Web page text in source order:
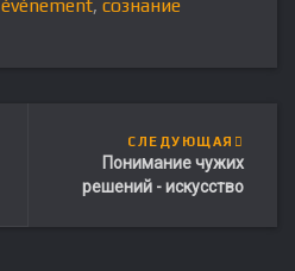
événement, сознание
СЛЕДУЮЩАЯ
Понимание чужих
решений - искусство